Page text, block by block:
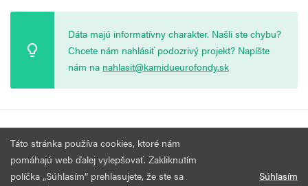
Dáta majú informatívny charakter. Našli ste chybu?
Chcete nám nahlásiť podozrivý projekt? Napíšte
nám na nahlasit@kamidueurofondy.sk
Všetky práva vyhradené.
Táto stránka používa cookies, ktoré nám
pomáhajú web ďalej vylepšovať. Zakliknutím
políčka „Súhlasím“ prehlasujete, že ste sa
Súhlasím